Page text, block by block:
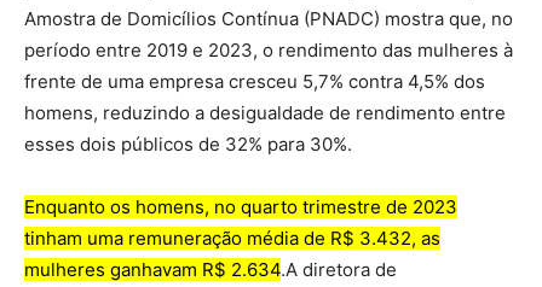
Amostra de Domicílios Contínua (PNADC) mostra que, no
período entre 2019 e 2023, o rendimento das mulheres à
frente de uma empresa cresceu 5,7% contra 4,5% dos
homens, reduzindo a desigualdade de rendimento entre
esses dois públicos de 32% para 30%.
Enquanto os homens, no quarto trimestre de 2023
tinham uma remuneração média de R$ 3.432, as
mulheres ganhavam R$ 2.634.A diretora de